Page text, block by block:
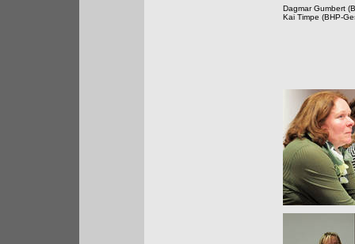
Dagmar Gumbert
Kai Timpe (BHP-